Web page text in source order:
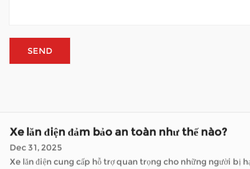
Xe lăn điện đã thay đổi số lượng người di chuyển trong ngày của họ. Như một Nhà sản xuất xe lăn bán buôn , những công ty chuyên về giải pháp di chuyển cung cấp các cách để giải
là tận hưởng thời gian ngoài trời mà không cần phụ thuộc
Xe lăn điện đảm bảo an toàn như thế nào?
Dec 31, 2025
Xe lăn điện cung cấp hỗ trợ quan trọng cho những người bị hạn